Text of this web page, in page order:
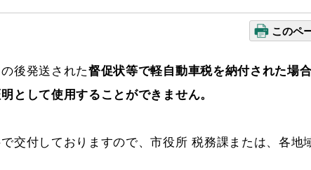
このペ
後発送された督促状等で軽自動車税を納付された場
として使用することができません。
交付しておりますので、市役所 税務課または、各地